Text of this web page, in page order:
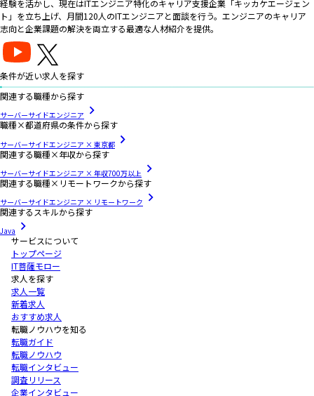
経験を活かし、現在はITエンジニア特化のキャリア支援企業「キッカケエージェン
ト」を立ち上げ、月間120人のITエンジニアと面談を行う。エンジニアのキャリア
志向と企業課題の解決を両立する最適な人材紹介を提供。
条件が近い求人を探す
関連する職種から探す
サーバーサイドエンジニア
職種×都道府県の条件から探す
サーバーサイドエンジニア × 東京都
関連する職種×年収から探す
サーバーサイドエンジニア × 年収700万以上
関連する職種×リモートワークから探す
サーバーサイドエンジニア × リモートワーク
関連するスキルから探す
Java
サービスについて
トップページ
IT菩薩モロー
求人を探す
求人一覧
新着求人
おすすめ求人
転職ノウハウを知る
転職ガイド
転職ノウハウ
転職インタビュー
調査リリース
企業インタビュー